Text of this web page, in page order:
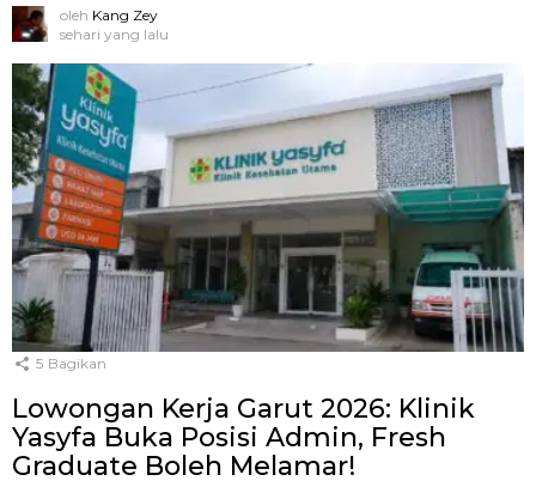
oleh Kang Zey
sehari yang lalu
5 Bagikan
Lowongan Kerja Garut 2026: Klinik
Yasyfa Buka Posisi Admin, Fresh
Graduate Boleh Melamar!